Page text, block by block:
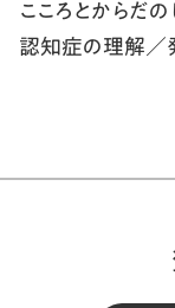
こころとからだ
認知症の理解